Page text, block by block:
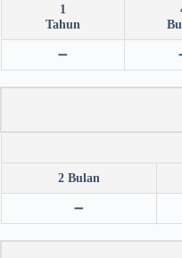
1
Tahun
➖
2 Bulan
➖